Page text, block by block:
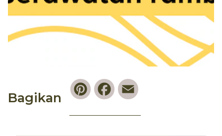
Bagikan
PinterestFacebook